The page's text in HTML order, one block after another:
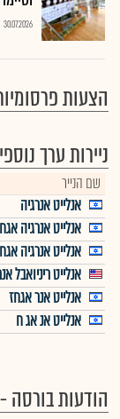
30.07.2026
הצעות
ניירות ערך
שם הנייר
אנלייט אנרגיה
אנלייט אנרגיה
אנלייט אנרגיה
אנלייט ריניואבל
אנלייט אנר אגחז
אנלייט אנ אג ח
הודעות בורסה